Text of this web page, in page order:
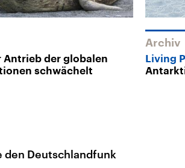
Antrieb der globalen
schwächelt
Archiv
Living
den Deutschlandfunk